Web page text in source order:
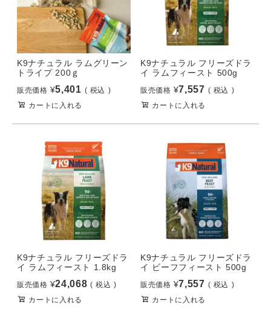
K9ナチュラル ラムグリーン
トライプ 200ｇ
販売価格 ¥5,401
税込
カートに入れる
K9ナチュラル フリーズドラ
イ ラムフィースト 500g
販売価格 ¥7,557
税込
カートに入れる
K9ナチュラル フリーズドラ
イ ラムフィースト 1.8kg
販売価格 ¥24,068
税込
カートに入れる
K9ナチュラル フリーズドラ
イ ビーフフィースト 500g
販売価格 ¥7,557
税込
カートに入れる